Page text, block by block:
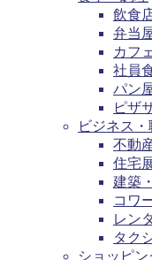
飲食
弁当
カフ
社員
パン
ピザ
ビジネス
不動
住宅
建築
コワ
レン
タク
ショッピ